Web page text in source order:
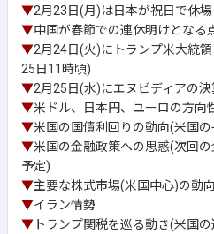
▼2月23日(月)は日本が祝日で休場
▼中国が春節での連休明けとなる
▼2月24日(火)にトランプ米大統
25日11時頃)
▼2月25日(水)にエヌビディアの決
▼米ドル、日本円、ユーロの方向
▼米国の国債利回りの動向(米国
▼米国の金融政策への思惑(次回
予定)
▼主要な株式市場(米国中心)の動向
▼イラン情勢
▼ トランプ関税を巡る動き(米国